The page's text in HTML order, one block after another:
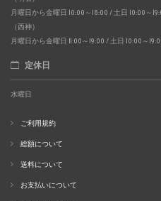
月曜日から金曜日 10:00～18:00 / 土日 10:00～
（西神）
月曜日から金曜日 11:00～19:00 / 土日 10:00～
定休日
水曜日
ご利用規約
総額について
送料について
お支払いについて